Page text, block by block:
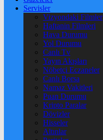
Servisler
Vizyondaki Filmler
Haftanin Filmleri
Hava Durumu
Yol Durumu
Canlı Tv
Yayın Akışları
Nöbetçi Eczaneler
Canlı Borsa
Namaz Vakitleri
Puan Durumu
Kripto Paralar
Dövizler
Hisseler
Altınlar